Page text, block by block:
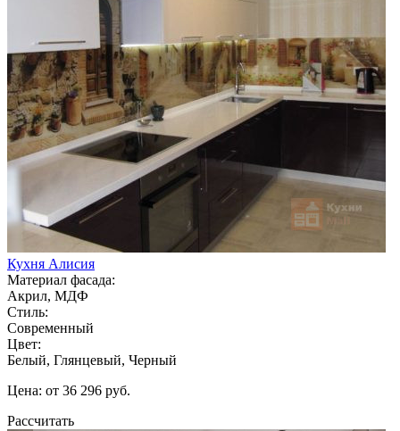
Кухня Алисия
Материал фасада:
Акрил, МДФ
Стиль:
Современный
Цвет:
Белый, Глянцевый, Черный
Цена: от 36 296 руб.
Рассчитать